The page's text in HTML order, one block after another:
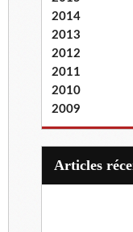
2014
2013
2012
2011
2010
2009
articles